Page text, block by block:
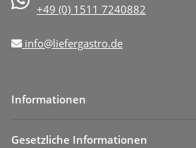
+49 (0) 1511 7240882
info@liefergastro.de
Informationen
Gesetzliche Informationen